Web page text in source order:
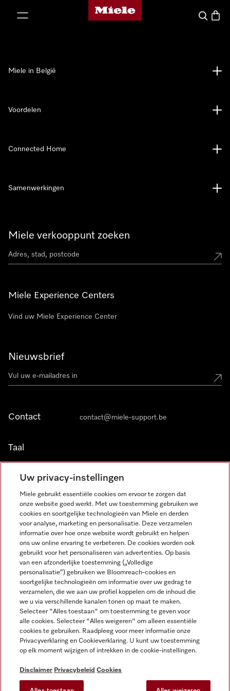
Miele homepage
Wat zoek
Miele verkooppunt zoeken
Miele Experience Centers
Vind uw Miele Experience Center
Nieuwsbrief
Contact contact@miele-support.be
Taal
NEDERLANDS
Miele in België
Voordelen
Connected Home
Samenwerkingen
Wettelijke Informatie
Algemene voorwaarden
Privacybeleid
Gebruiksvoorwaarden
Toegankelijkheidsverklaring
Digital Services Act
Miele op Facebook
Miele op Youtube
Miele op Instagram
Miele op Pinterest
Uw privacy-instellingen
Miele gebruikt essentiële cookies om ervoor te zorgen dat
onze website goed werkt. Met uw toestemming gebruiken we
cookies en soortgelijke technologieën van Miele en derden
voor analyse, marketing en personalisatie. Deze verzamelen
informatie over hoe onze website wordt gebruikt en helpen
ons uw online ervaring te verbeteren. De cookies worden ook
gebruikt voor het personaliseren van advertenties. Op basis
van een afzonderlijke toestemming („Volledige
personalisatie“) gebruiken we Bloomreach-cookies en
soortgelijke technologieën om informatie over uw gedrag te
verzamelen, die we aan uw profiel koppelen om de inhoud die
we u via verschillende kanalen tonen op maat te maken.
Selecteer "Alles toestaan" om toestemming te geven voor
alle cookies. Selecteer "Alles weigeren" om alleen essentiële
cookies te gebruiken. Raadpleeg voor meer informatie onze
Privacyverklaring en Cookieverklaring. U kunt uw toestemming
op elk moment wijzigen of intrekken in de cookie-instellingen.
Disclaimer Privacybeleid Cookies